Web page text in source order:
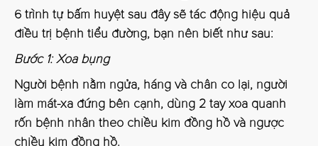
6 trình tự bấm huyệt sau đây sẽ tác động hiệu quả
điều trị bệnh tiểu đường, bạn nên biết như sau:
Bước 1: Xoa bụng
Người bệnh nằm ngửa, háng và chân co lại, người
làm mát-xa đứng bên cạnh, dùng 2 tay xoa quanh
rốn bệnh nhân theo chiều kim đồng hồ và ngược
chiều kim đồng hồ.